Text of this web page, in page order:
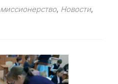
миссионерство, Новости,